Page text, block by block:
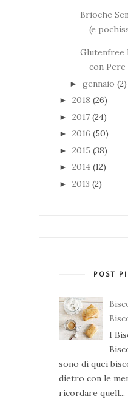
Brioche
(e
Glutenfree
con Pere
► gennaio (2)
► 2018 (26)
► 2017 (24)
► 2016 (50)
► 2015 (38)
► 2014 (12)
► 2013 (2)
POST
I
sono di quei
dietro con le
ricordare quell...